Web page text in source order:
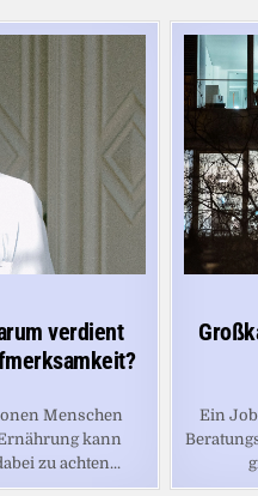
verdient
Menschen
kann
zu achten...
Ein